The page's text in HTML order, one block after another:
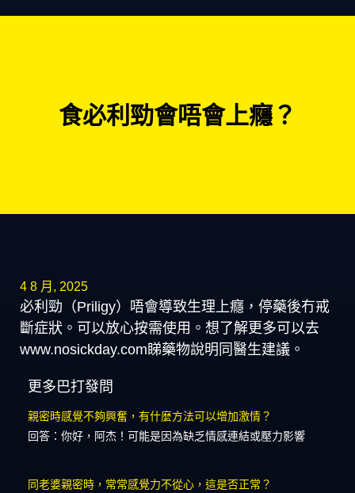
食必利勁會唔會上癮？
4 8 月, 2025
必利勁（Priligy）唔會導致生理上癮，停藥後冇戒
斷症狀。可以放心按需使用。想了解更多可以去
www.nosickday.com睇藥物說明同醫生建議。
更多巴打發問
親密時感覺不夠興奮，有什麼方法可以增加激情？
回答：你好，阿杰！可能是因為缺乏情感連結或壓力影響
同老婆親密時，常常感覺力不從心，這是否正常？